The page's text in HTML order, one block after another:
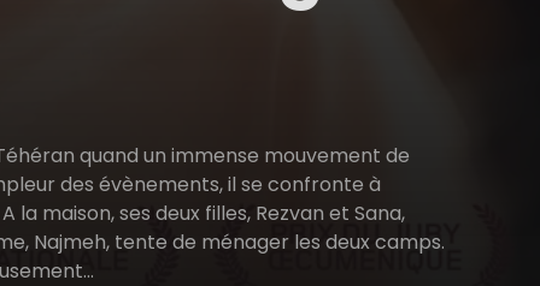
quand un immense mouvement de
des évènements, il se confronte à
la maison, ses deux filles, Rezvan et Sana,
Najmeh, tente de ménager les deux camps.